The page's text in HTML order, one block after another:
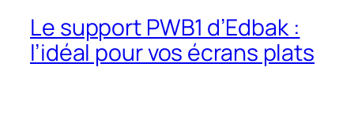
Le support PWB1 d’Edbak :
l’idéal pour vos écrans plats